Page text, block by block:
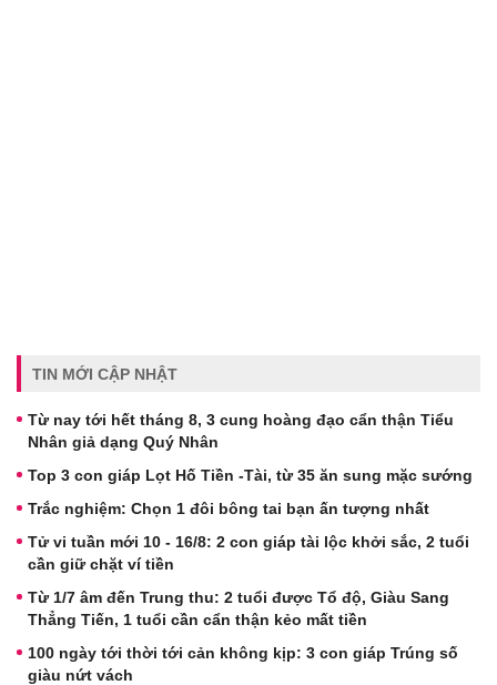
TIN MỚI CẬP NHẬT
Từ nay tới hết tháng 8, 3 cung hoàng đạo cẩn thận Tiểu
Nhân giả dạng Quý Nhân
Top 3 con giáp Lọt Hố Tiền -Tài, từ 35 ăn sung mặc sướng
Trắc nghiệm: Chọn 1 đôi bông tai bạn ấn tượng nhất
Tử vi tuần mới 10 - 16/8: 2 con giáp tài lộc khởi sắc, 2 tuổi
cần giữ chặt ví tiền
Từ 1/7 âm đến Trung thu: 2 tuổi được Tổ độ, Giàu Sang
Thẳng Tiến, 1 tuổi cần cẩn thận kẻo mất tiền
100 ngày tới thời tới cản không kịp: 3 con giáp Trúng số
giàu nứt vách